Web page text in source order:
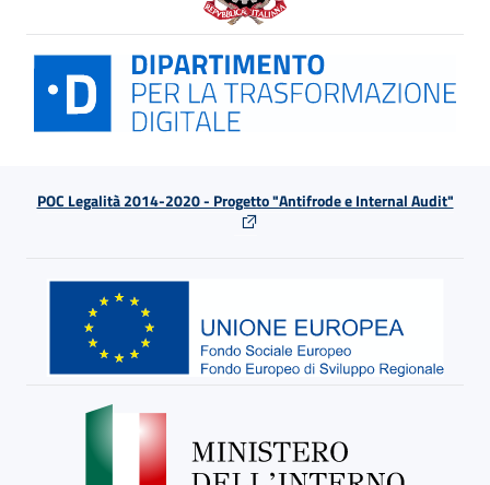
POC Legalità 2014-2020 - Progetto "Antifrode e Internal Audit"